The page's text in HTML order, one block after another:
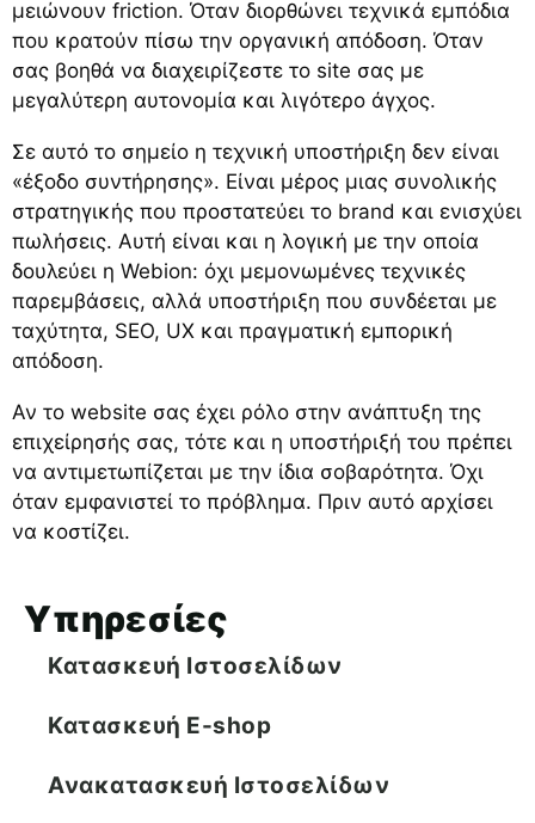
μειώνουν friction. Όταν διορθώνει τεχνικά εμπόδια
που κρατούν πίσω την οργανική απόδοση. Όταν
σας βοηθά να διαχειρίζεστε το site σας με
μεγαλύτερη αυτονομία και λιγότερο άγχος.
Σε αυτό το σημείο η τεχνική υποστήριξη δεν είναι
«έξοδο συντήρησης». Είναι μέρος μιας συνολικής
στρατηγικής που προστατεύει το brand και ενισχύει
πωλήσεις. Αυτή είναι και η λογική με την οποία
δουλεύει η Webion: όχι μεμονωμένες τεχνικές
παρεμβάσεις, αλλά υποστήριξη που συνδέεται με
ταχύτητα, SEO, UX και πραγματική εμπορική
απόδοση.
Αν το website σας έχει ρόλο στην ανάπτυξη της
επιχείρησής σας, τότε και η υποστήριξή του πρέπει
να αντιμετωπίζεται με την ίδια σοβαρότητα. Όχι
όταν εμφανιστεί το πρόβλημα. Πριν αυτό αρχίσει
να κοστίζει.
Υπηρεσίες
Κατασκευή Ιστοσελίδων
Κατασκευή E-shop
Ανακατασκευή Ιστοσελίδων